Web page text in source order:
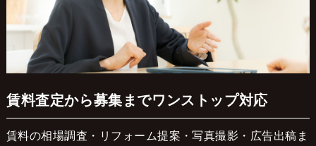
賃料査定から募集までワンストップ対応
賃料の相場調査・リフォーム提案・写真撮影・広告出稿ま